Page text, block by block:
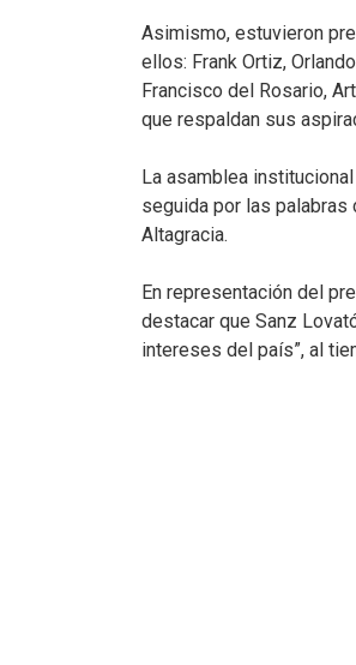
Asimismo, estuvieron
ellos: Frank Ortiz,
Francisco del Rosario,
que respaldan sus
La asamblea
seguida por las
Altagracia.
En representación del
destacar que Sanz
intereses del país”, al